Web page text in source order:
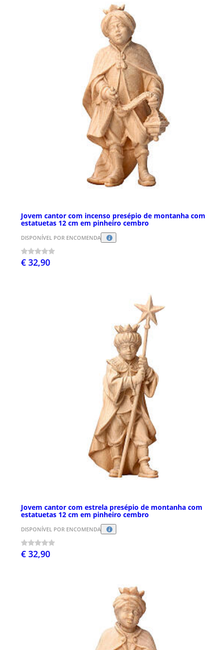
Jovem cantor com incenso presépio de montanha com
estatuetas 12 cm em pinheiro cembro
DISPONÍVEL POR ENCOMENDA
€ 32,90
Jovem cantor com estrela presépio de montanha com
estatuetas 12 cm em pinheiro cembro
DISPONÍVEL POR ENCOMENDA
€ 32,90